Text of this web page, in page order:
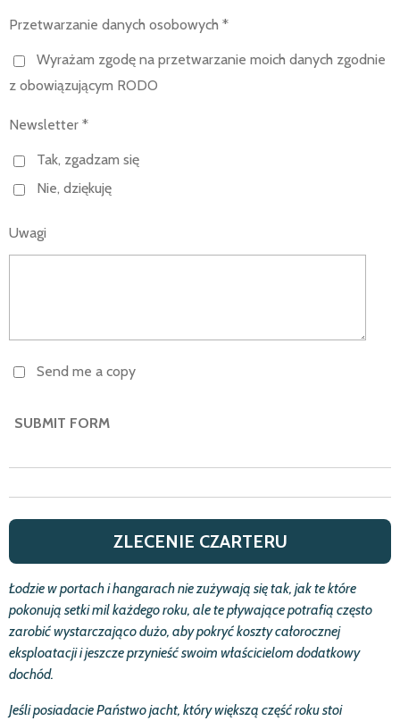
Przetwarzanie danych osobowych *
Wyrażam zgodę na przetwarzanie moich danych zgodnie
z obowiązującym RODO
Newsletter *
Tak, zgadzam się
Nie, dziękuję
Uwagi
Send me a copy
SUBMIT FORM
ZLECENIE CZARTERU
Łodzie w portach i hangarach nie zużywają się tak, jak te które
pokonują setki mil każdego roku, ale te pływające potrafią często
zarobićwystarczająco dużo, aby pokryćkoszty całorocznej
eksploatacji i jeszcze przynieśćswoim właścicielom dodatkowy
dochód.
Jeśli posiadacie Państwo jacht, który większą częśćroku stoi